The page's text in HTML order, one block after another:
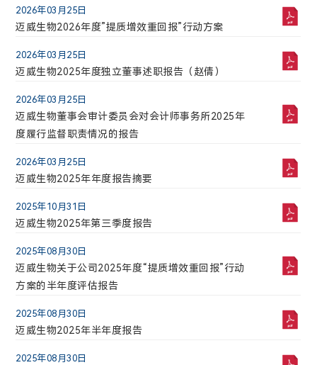
最高
30.64 28.10
141101.7
2026-08-08 15:19:05
迈威生物自愿披露关于9MW5211注射液临床试验申
请获得国家药品监督管理局批准的公告
迈威生物自愿披露关于9MW5211注射液临床试验申
请获得国家药品监督管理局批准的公告
迈威生物自愿披露关于9MW5211注射液临床试验申
请获得国家药品监督管理局批准的公告
2026年06月26日
国泰海通证券股份有限公司关于迈威（上海）生物
科技股份有限公司首次公开发行部分限售股上市流
2026年06月26日
迈威生物首次公开发行部分限售股上市流通公告
2026年06月25日
2026年03月25日
迈威生物2026年度”提质增效重回报”行动方案
2026年03月25日
迈威生物2025年度独立董事述职报告（赵倩）
2026年03月25日
迈威生物董事会审计委员会对会计师事务所2025年
度履行监督职责情况的报告
2026年03月25日
迈威生物2025年年度报告摘要
2025年10月31日
迈威生物2025年第三季度报告
2025年08月30日
迈威生物关于公司2025年度“提质增效重回报”行动
方案的半年度评估报告
2025年08月30日
迈威生物2025年半年度报告
2025年08月30日
公司地址: